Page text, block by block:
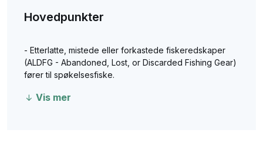
Hovedpunkter
- Etterlatte, mistede eller forkastede fiskeredskaper
(ALDFG - Abandoned, Lost, or Discarded Fishing Gear)
fører til spøkelsesfiske.
Vis mer